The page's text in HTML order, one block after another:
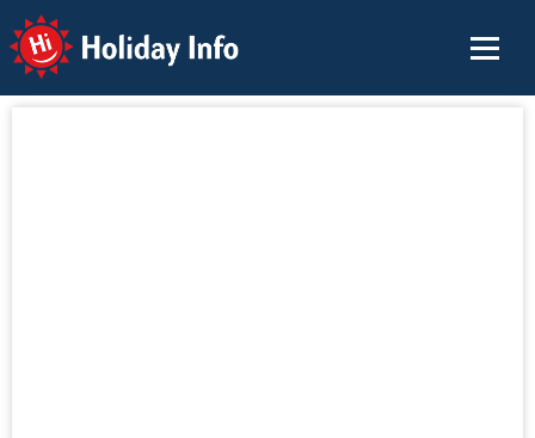
Holiday Info